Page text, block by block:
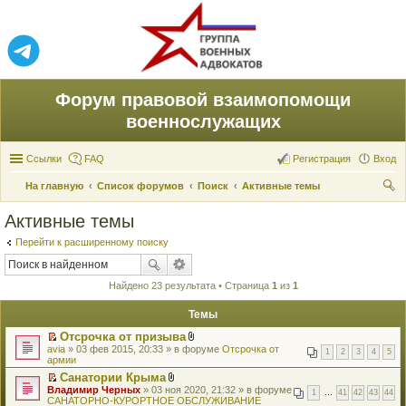
Форум правовой взаимопомощи
военнослужащих
Ссылки FAQ Вход
Регистрация
На главную Список форумов Поиск
Активные темы
Активные темы
Перейти к расширенному поиску
Найдено 23 результата • Страница 1 из 1
Темы
П
е
р
е
й
т
Отсрочка от призыва
В
л
о
е
н
1 2 3 4 5
avia » 03 фев 2015, 20:33 » в форуме Отсрочка от
армии
П
е
Санатории Крыма
В
л
1 41 42 43 44
Владимир Черных » 03 ноя 2020, 21:32 » в форуме
САНАТОРНО-КУРОРТНОЕ ОБСЛУЖИВАНИЕ